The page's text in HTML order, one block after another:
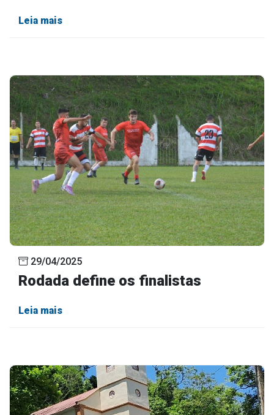
Leia mais
29/04/2025
Rodada define os finalistas
Leia mais